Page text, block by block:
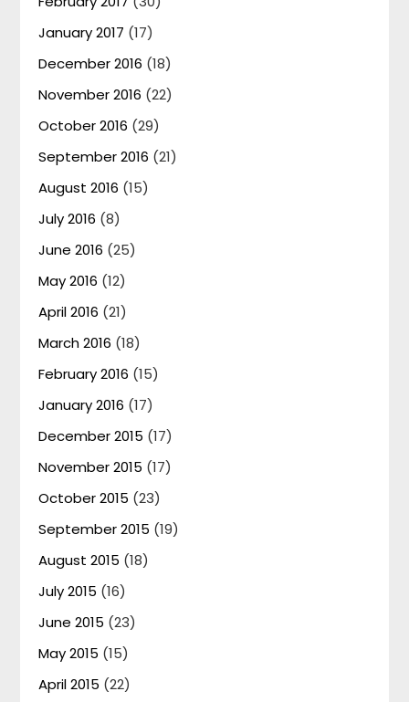
January 2017 (17)
December 2016 (18)
November 2016 (22)
October 2016 (29)
September 2016 (21)
August 2016 (15)
July 2016 (8)
June 2016 (25)
May 2016 (12)
April 2016 (21)
March 2016 (18)
February 2016 (15)
January 2016 (17)
December 2015 (17)
November 2015 (17)
October 2015 (23)
September 2015 (19)
August 2015 (18)
July 2015 (16)
June 2015 (23)
May 2015 (15)
April 2015 (22)